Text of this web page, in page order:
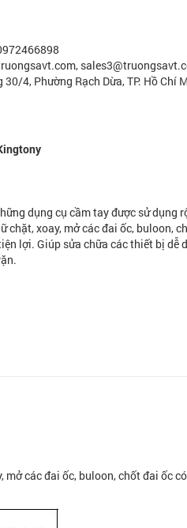
4, Phường Rạch Dừa, TP. Hồ Chí
dụng cụ cầm tay được sử dụng
chặt, xoay, mở các đai ốc, buloon,
lợi. Giúp sửa chữa các thiết bị dễ
các đai ốc, buloon, chốt đai ốc